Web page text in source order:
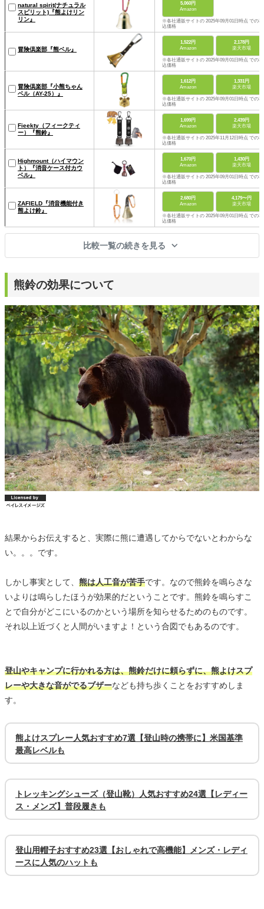
natural spirit(ナチュラル
スピリット)『熊よけリン
リン』
5,060円
Amazon
※各社通販サイトの 2025年09月01日時点 での税
込価格
冒険倶楽部『熊ベル』
1,522円
Amazon
2,178円
楽天市場
※各社通販サイトの 2025年09月01日時点 での税
込価格
冒険倶楽部『小熊ちゃん
ベル（AY-25）』
1,612円
Amazon
1,331円
楽天市場
※各社通販サイトの 2025年09月01日時点 での税
込価格
Fieekty（フィークティ
ー）『熊鈴』
1,699円
Amazon
2,439円
楽天市場
※各社通販サイトの 2025年11月12日時点 での税
込価格
Highmount（ハイマウン
ト）『消音ケース付カウ
ベル』
1,670円
Amazon
1,430円
楽天市場
※各社通販サイトの 2025年09月01日時点 での税
込価格
ZAFIELD『消音機能付き
熊よけ鈴』
2,680円
Amazon
4,179〜円
楽天市場
※各社通販サイトの 2025年09月01日時点 での税
込価格
比較一覧の続きを見る
熊鈴の効果について
結果からお伝えすると、実際に熊に遭遇してからでないとわからな
い。。。です。
しかし事実として、 熊は人工音が苦手です。なので熊鈴を鳴らさな
いよりは鳴らしたほうが効果的だということです。熊鈴を鳴らすこ
とで自分がどこにいるのかという場所を知らせるためのものです。
それ以上近づくと人間がいますよ！という合図でもあるのです。
登山やキャンプに行かれる方は、熊鈴だけに頼らずに、熊よけスプ
レーや大きな音がでるブザーなども持ち歩くことをおすすめしま
す。
熊よけスプレー人気おすすめ7選【登山時の携帯に】米国基準
最高レベルも
トレッキングシューズ（登山靴）人気おすすめ24選【レディー
ス・メンズ】普段履きも
登山用帽子おすすめ23選【おしゃれで高機能】メンズ・レディ
ースに人気のハットも